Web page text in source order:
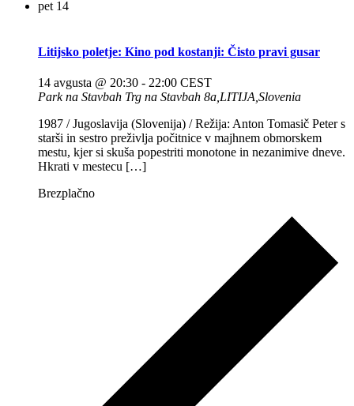
pet 14
Litijsko poletje: Kino pod kostanji: Čisto pravi gusar
14 avgusta @ 20:30 - 22:00 CEST
Park na Stavbah Trg na Stavbah 8a,LITIJA,Slovenia
1987 / Jugoslavija (Slovenija) / Režija: Anton Tomasič Peter s
starši in sestro preživlja počitnice v majhnem obmorskem
mestu, kjer si skuša popestriti monotone in nezanimive dneve.
Hkrati v mestecu […]
Brezplačno